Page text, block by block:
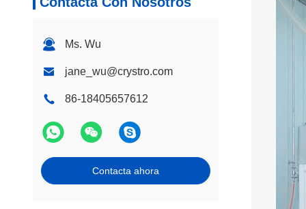
Ms. Wu
jane_wu@crystro.com
86-18405657612
Contacta ahora